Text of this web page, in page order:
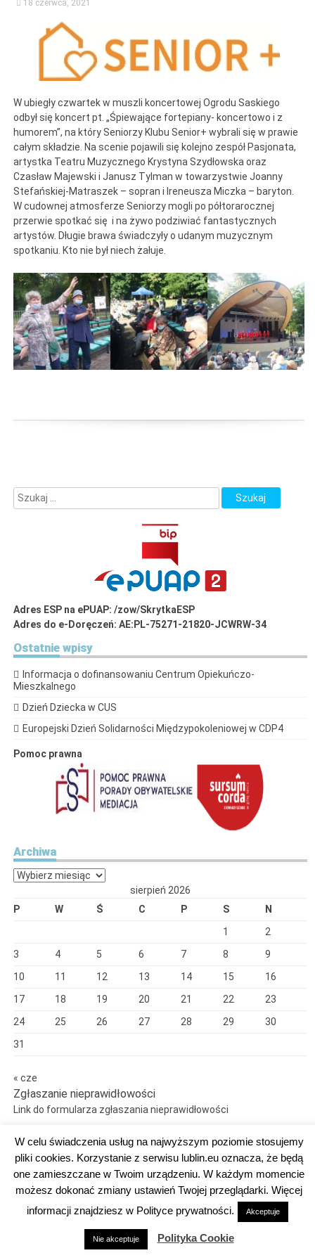
18 czerwca, 2021
W ubiegły czwartek w muszli koncertowej Ogrodu Saskiego
odbył się koncert pt. „Śpiewające fortepiany- koncertowo i z
humorem”, na który Seniorzy Klubu Senior+ wybrali się w prawie
całym składzie. Na scenie pojawili się kolejno zespół Pasjonata,
artystka Teatru Muzycznego Krystyna Szydłowska oraz
Czasław Majewski i Janusz Tylman w towarzystwie Joanny
Stefańskiej-Matraszek – sopran i Ireneusza Miczka – baryton.
W cudownej atmosferze Seniorzy mogli po półtorarocznej
przerwie spotkać się i na żywo podziwiać fantastycznych
artystów. Długie brawa świadczyły o udanym muzycznym
spotkaniu. Kto nie był niech żałuje.
Adres ESP na ePUAP: /zow/SkrytkaESP
Adres do e-Doręczeń: AE:PL-75271-21820-JCWRW-34
Ostatnie wpisy
Informacja o dofinansowaniu Centrum Opiekuńczo-
Mieszkalnego
Dzień Dziecka w CUS
Europejski Dzień Solidarności Międzypokoleniowej w CDP4
Pomoc prawna
Archiwa
Archiwa
sierpień 2026
P
W Ś C P S
N
1
2
3
4 5 6 7 8
9
10
11 12 13 14 15
16
17
18 19 20 21 22
23
24
25 26 27 28 29
30
31
« cze
Zgłaszanie nieprawidłowości
Link do formularza zgłaszania nieprawidłowości
Dumnie wspierane przez WordPress
DEKLARACJA DOSTĘPNOŚCI
W celu świadczenia usług na najwyższym poziomie stosujemy
pliki cookies. Korzystanie z serwisu lublin.eu oznacza, że będą
one zamieszczane w Twoim urządzeniu. W każdym momencie
możesz dokonać zmiany ustawień Twojej przeglądarki. Więcej
informacji znajdziesz w Polityce prywatności.
Akceptuje
Nie akceptuje Polityka Cookie